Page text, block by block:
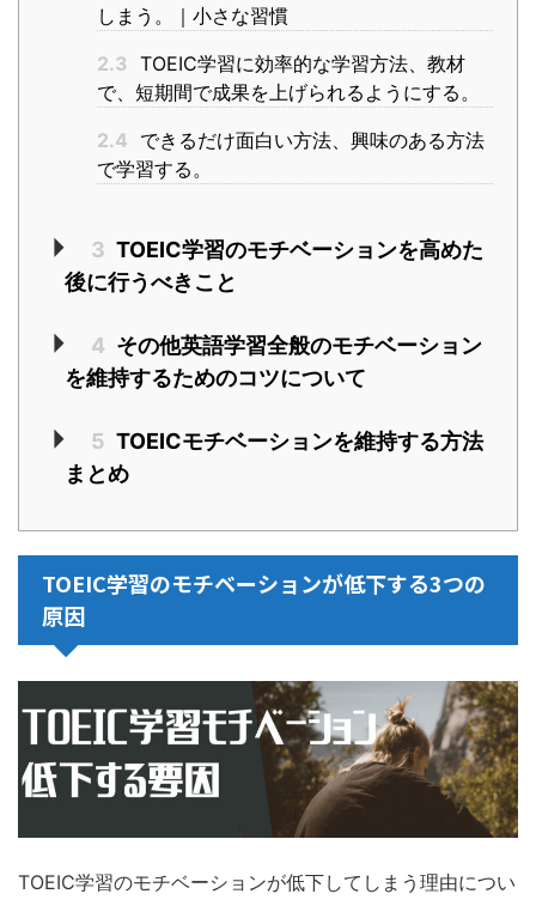
しまう。｜小さな習慣
2.3 TOEIC学習に効率的な学習方法、教材
で、短期間で成果を上げられるようにする。
2.4 できるだけ面白い方法、興味のある方法
で学習する。
3 TOEIC学習のモチベーションを高めた
後に行うべきこと
4 その他英語学習全般のモチベーション
を維持するためのコツについて
5 TOEICモチベーションを維持する方法
まとめ
TOEIC学習のモチベーションが低下する3つの
原因
TOEIC学習のモチベーションが低下してしまう理由につい